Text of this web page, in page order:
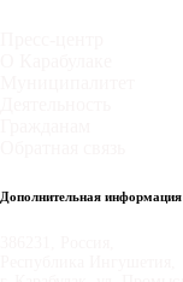
Дополнительная информация